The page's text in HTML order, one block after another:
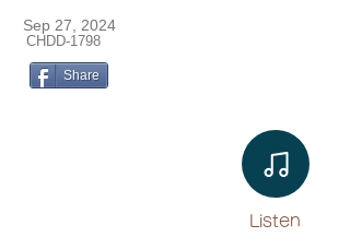
Sep 27, 2024
CHDD-1798
Share
Listen​